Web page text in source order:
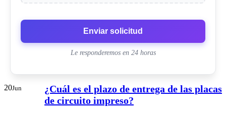
Enviar solicitud
Le responderemos en 24 horas
20Jun
¿Cuál es el plazo de entrega de las placas
de circuito impreso?